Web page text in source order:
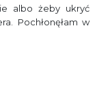
albo żeby ukryć
Pochłonęłam w